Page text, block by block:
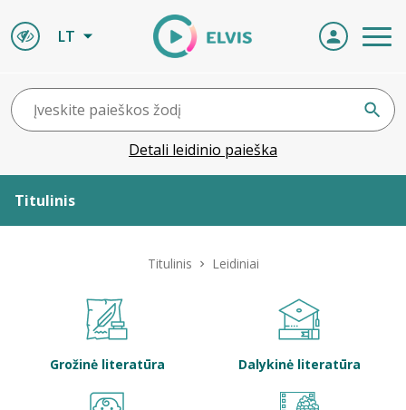
LT
Detali leidinio paieška
Titulinis
Titulinis Leidiniai
Grožinė literatūra Dalykinė literatūra